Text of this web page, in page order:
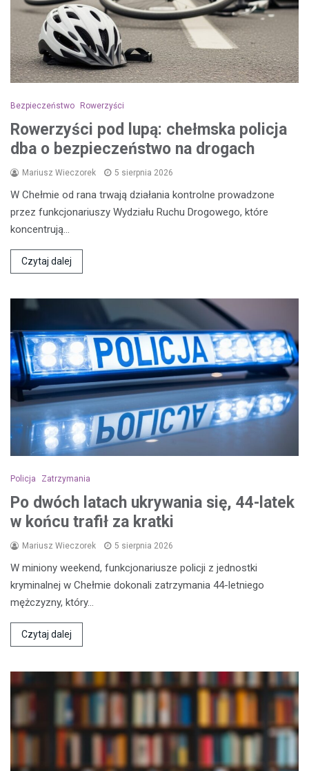
Bezpieczeństwo Rowerzyści
Rowerzyści pod lupą: chełmska policja
dba o bezpieczeństwo na drogach
Mariusz Wieczorek 5 sierpnia 2026
W Chełmie od rana trwają działania kontrolne prowadzone
przez funkcjonariuszy Wydziału Ruchu Drogowego, które
koncentrują…
Czytaj dalej
Policja Zatrzymania
Po dwóch latach ukrywania się, 44-latek
w końcu trafił za kratki
Mariusz Wieczorek 5 sierpnia 2026
W miniony weekend, funkcjonariusze policji z jednostki
kryminalnej w Chełmie dokonali zatrzymania 44-letniego
mężczyzny, który…
Czytaj dalej